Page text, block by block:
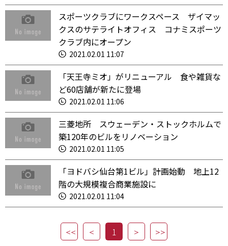
スポーツクラブにワークスペース ザイマッ
クスのサテライトオフィス コナミスポーツ
クラブ内にオープン
2021.02.01 11:07
「天王寺ミオ」がリニューアル 食や雑貨な
ど60店舗が新たに登場
2021.02.01 11:06
三菱地所 スウェーデン・ストックホルムで
築120年のビルをリノベーション
2021.02.01 11:05
「ヨドバシ仙台第1ビル」計画始動 地上12
階の大規模複合商業施設に
2021.02.01 11:04
1